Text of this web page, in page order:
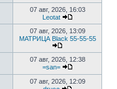
к
сообщению
07 авг, 2026, 16:03
Leotat
Перейти
к
последнему
07 авг, 2026, 13:09
МАТРИЦА Black 55-55-55
Перейти
к
последнему
сообщению
07 авг, 2026, 12:38
=san=
Перейти
к
07 авг, 2026, 12:09